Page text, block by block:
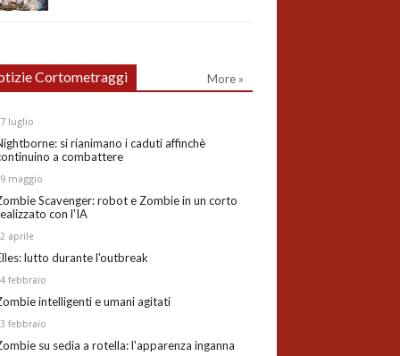
Cortometraggi More »
si rianimano i caduti affinchè
a combattere
luglio
Scavenger: robot e Zombie in un corto
con l'IA
maggio
lutto durante l'outbreak
aprile
intelligenti e umani agitati
febbraio
su sedia a rotella: l'apparenza inganna
febbraio